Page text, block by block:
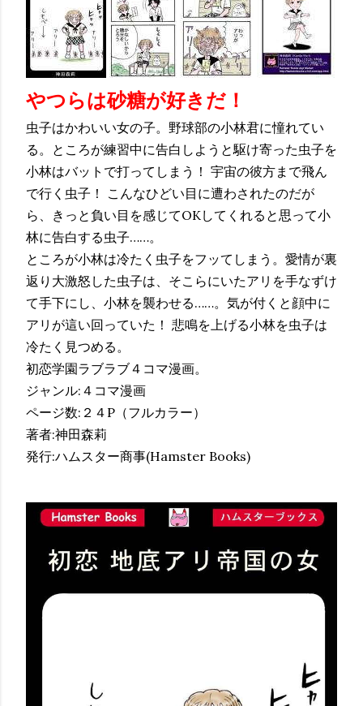
やつらは砂糖が好きだ！
虫子はかわいい女の子。野球部の小林君に憧れてい
る。ところが練習中に告白しようと駆け寄った虫子を
小林はバットで打ってしまう！ 宇宙の彼方まで飛ん
で行く虫子！ こんなひどい目に遭わされたのだが
ら、きっと負い目を感じてOKしてくれると思って小
林に告白する虫子……。
ところが小林は冷たく虫子をフッてしまう。愛情が裏
返り大激怒した虫子は、そこらにいたアリを手なずけ
て手下にし、小林を襲わせる……。気が付くと顔中に
アリが這い回っていた！ 悲鳴を上げる小林を虫子は
冷たく見つめる。
初恋学園ラブラブ４コマ漫画。
ジャンル:４コマ漫画
ページ数:２４P（フルカラー）
著者:神田森莉
発行:ハムスター商事(Hamster Books)